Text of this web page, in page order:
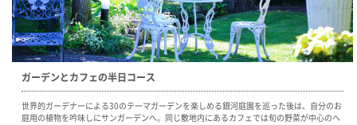
ガーデンとカフェの半日コース
世界的ガーデナーによる30のテーマガーデンを楽しめる銀河庭園を巡った後は、自分のお
庭用の植物を吟味しにサンガーデンへ。同じ敷地内にあるカフェでは旬の野菜が中心のヘ